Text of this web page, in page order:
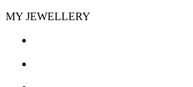
MY JEWELLERY